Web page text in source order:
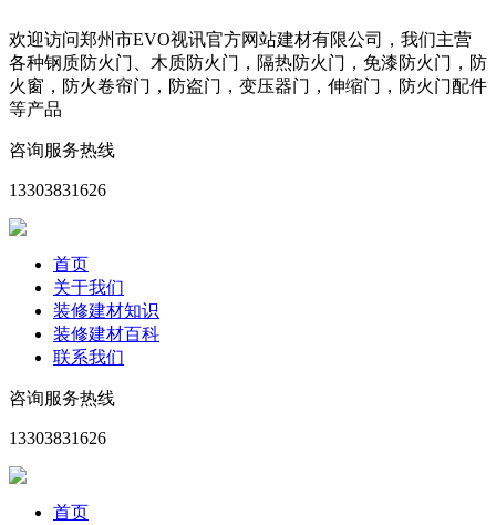
欢迎访问郑州市EVO视讯官方网站建材有限公司，我们主营
各种钢质防火门、木质防火门，隔热防火门，免漆防火门，防
火窗，防火卷帘门，防盗门，变压器门，伸缩门，防火门配件
等产品
咨询服务热线
13303831626
首页
关于我们
装修建材知识
装修建材百科
联系我们
咨询服务热线
13303831626
首页